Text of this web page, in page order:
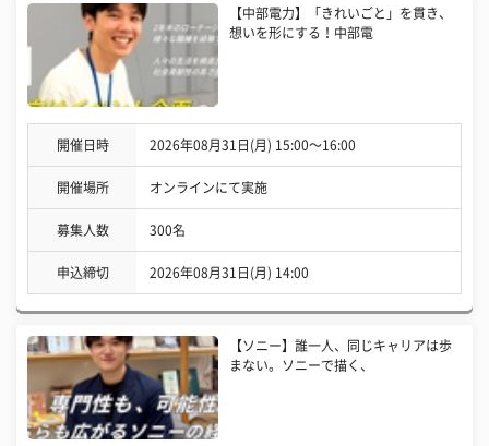
【中部電力】「きれいごと」を貫き、
想いを形にする！中部電
開催日時 2026年08月31日(月) 15:00〜16:00
開催場所 オンラインにて実施
募集人数 300名
申込締切 2026年08月31日(月) 14:00
【ソニー】誰一人、同じキャリアは歩
まない。ソニーで描く、